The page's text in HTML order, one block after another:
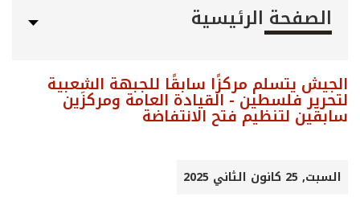
الصفحة الرئيسية
الجيش يتسلم مركزًا سابقًا للجبهة الشعبية
لتحرير فلسطين - القيادة العامة ومركزَين
سابقَين لتنظيم فتح الانتفاضة
السبت, 25 كانون الثاني 2025